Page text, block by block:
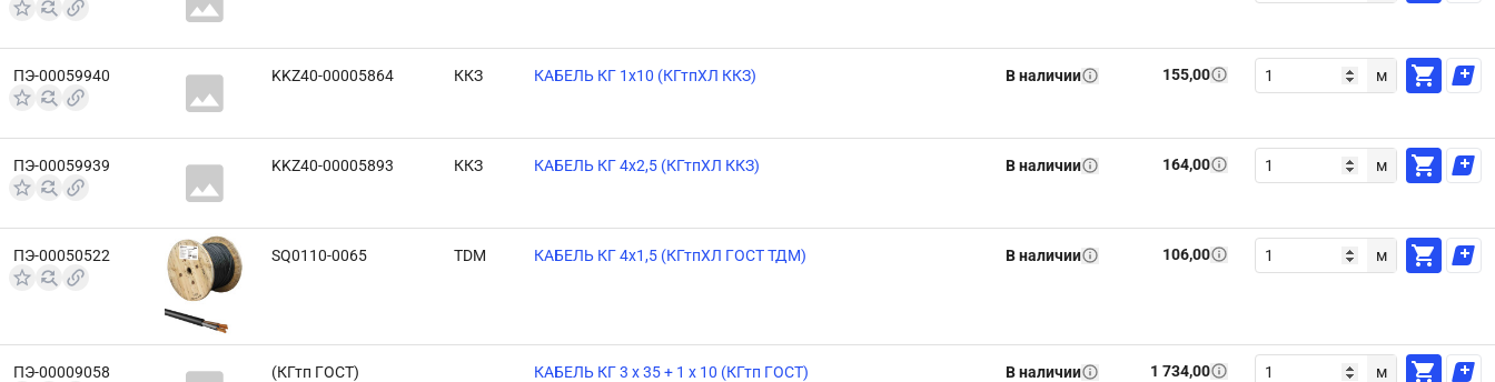
ПЭ-00059940 KKZ40-00005864 ККЗ КАБЕЛЬ КГ 1х10 (КГтпХЛ ККЗ) В наличии 155,00 м
ПЭ-00059939 KKZ40-00005893 ККЗ КАБЕЛЬ КГ 4х2,5 (КГтпХЛ ККЗ) В наличии 164,00 м
ПЭ-00050522 SQ0110-0065 TDM КАБЕЛЬ КГ 4х1,5 (КГтпХЛ ГОСТ ТДМ) В наличии 106,00 м
ПЭ-00009058 (КГтп ГОСТ) КАБЕЛЬ КГ 3 х 35 + 1 х 10 (КГтп ГОСТ) В наличии 1 734,00 м